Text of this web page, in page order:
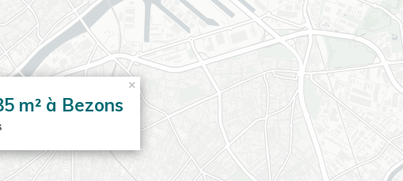
m² à Bezons
×